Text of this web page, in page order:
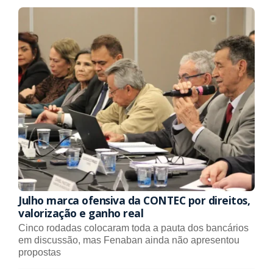
Julho marca ofensiva da CONTEC por direitos,
valorização e ganho real
Cinco rodadas colocaram toda a pauta dos bancários
em discussão, mas Fenaban ainda não apresentou
propostas